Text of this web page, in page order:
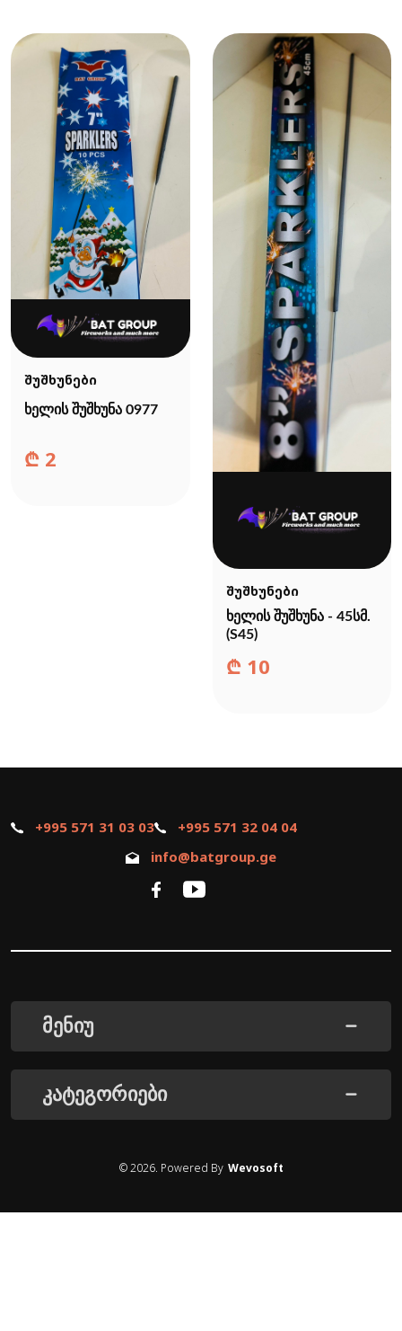
შუშხუნები
ხელის შუშხუნა 0977
₾ 2
შუშხუნები
ხელის შუშხუნა - 45სმ.
(S45)
₾ 10
+995 571 31 03 03
+995 571 32 04 04
info@batgroup.ge
მენიუ
კატეგორიები
©2026. Powered By Wevosoft